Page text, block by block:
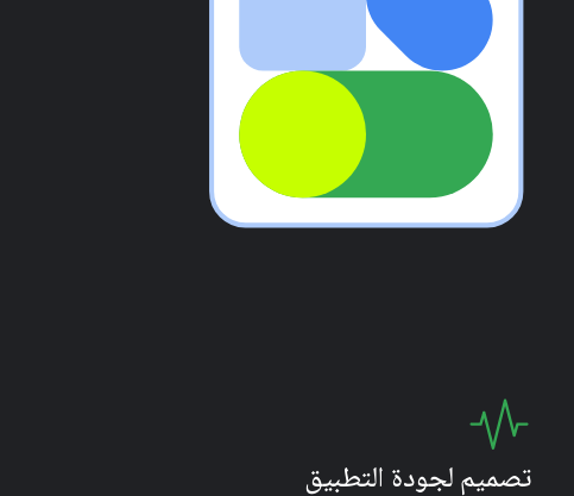
تصميم لجودة التطبيق